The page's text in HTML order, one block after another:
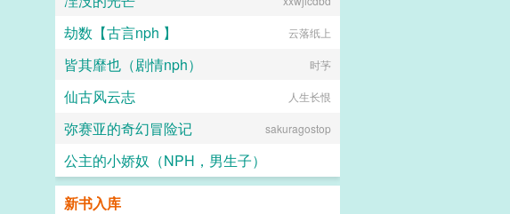
劫数【古言nph 】 云落纸上
皆其靡也（剧情nph） 时芧
仙古风云志 人生长恨
弥赛亚的奇幻冒险记 sakuragostop
公主的小娇奴（NPH，男生子）
新书入库